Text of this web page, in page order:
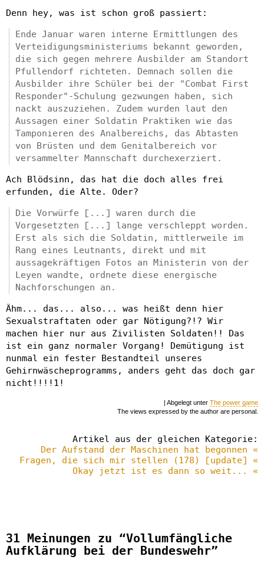
Denn hey, was ist schon groß passiert:
Ende Januar waren interne Ermittlungen des
Verteidigungsministeriums bekannt geworden,
die sich gegen mehrere Ausbilder am Standort
Pfullendorf richteten. Demnach sollen die
Ausbilder ihre Schüler bei der "Combat First
Responder"-Schulung gezwungen haben, sich
nackt auszuziehen. Zudem wurden laut den
Aussagen einer Soldatin Praktiken wie das
Tamponieren des Analbereichs, das Abtasten
von Brüsten und dem Genitalbereich vor
versammelter Mannschaft durchexerziert.
Ach Blödsinn, das hat die doch alles frei
erfunden, die Alte. Oder?
Die Vorwürfe [...] waren durch die
Vorgesetzten [...] lange verschleppt worden.
Erst als sich die Soldatin, mittlerweile im
Rang eines Leutnants, direkt und mit
aussagekräftigen Fotos an Ministerin von der
Leyen wandte, ordnete diese energische
Nachforschungen an.
Ähm... das... also... was heißt denn hier
Sexualstraftaten oder gar Nötigung?!? Wir
machen hier nur aus Zivilisten Soldaten!! Das
ist ein ganz normaler Vorgang! Demütigung ist
nunmal ein fester Bestandteil unseres
Gehirnwäscheprogramms, anders geht das doch gar
nicht!!!!1!
| Abgelegt unter The power game
The views expressed by the author are personal.
Artikel aus der gleichen Kategorie:
Der Aufstand der Maschinen hat begonnen «
Fragen, die sich mir stellen (178) [update] «
Okay jetzt ist es dann so weit... «
31 Meinungen zu “Vollumfängliche
Aufklärung bei der Bundeswehr”